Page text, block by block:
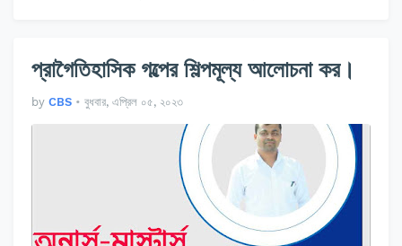
প্রাগৈতিহাসিক গল্পের শিল্পমূল্য আলোচনা কর।
by CBS • বুধবার, এপ্রিল ০৫, ২০২৩